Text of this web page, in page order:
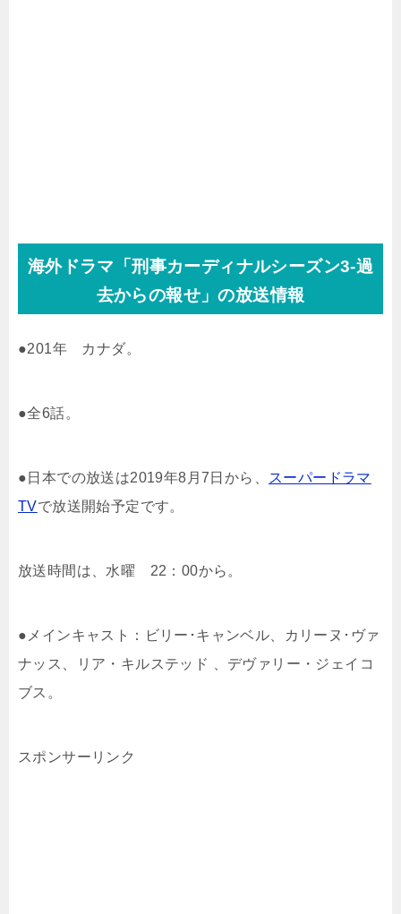
海外ドラマ「刑事カーディナルシーズン3-過
去からの報せ」の放送情報
●201年 カナダ。
●全6話。
●日本での放送は2019年8月7日から、
スーパードラマ
TVで放送開始予定です。
放送時間は、水曜 22：00から。
●メインキャスト：ビリー･キャンベル、カリーヌ･ヴァ
ナッス、リア・キルステッド 、デヴァリー・ジェイコ
ブス。
スポンサーリンク